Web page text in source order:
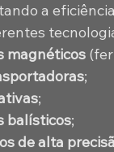
a
magnéticos
;
;
balísticos;
de alta